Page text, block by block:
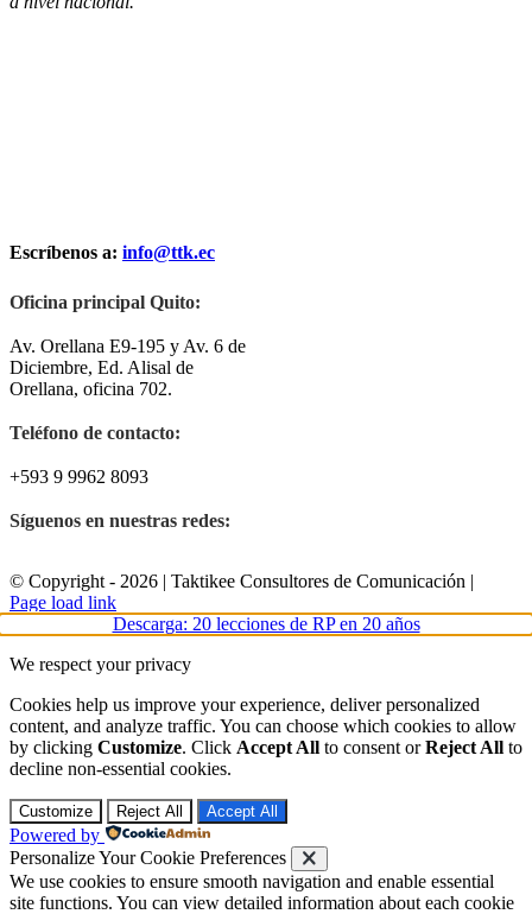
Escríbenos a: info@ttk.ec
Oficina principal Quito:
Av. Orellana E9-195 y Av. 6 de
Diciembre, Ed. Alisal de
Orellana, oficina 702.
Teléfono de contacto:
+593 9 9962 8093
Síguenos en nuestras redes:
© Copyright - 2026 | Taktikee Consultores de Comunicación |
Facebook
Instagram
LinkedIn
X
Page load link
Descarga: 20 lecciones de RP en 20 años
We respect your privacy
Cookies help us improve your experience, deliver personalized
content, and analyze traffic. You can choose which cookies to allow
by clicking Customize. Click Accept All to consent orReject All to
decline non-essential cookies.
Customize Reject All Accept All
Powered by
Personalize Your Cookie Preferences
We use cookies to ensure smooth navigation and enable essential
site functions. You can view detailed information about each cookie